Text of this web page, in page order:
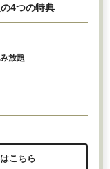
4つの特典
放題
こちら